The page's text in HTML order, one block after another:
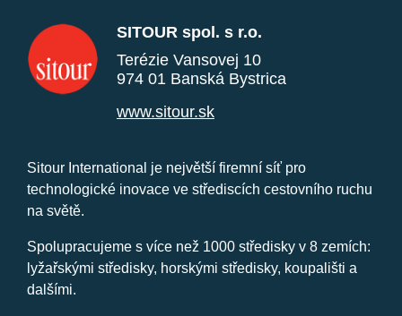
SITOUR spol. s r.o.
Terézie Vansovej 10
974 01 Banská Bystrica
www.sitour.sk
Sitour International je největší firemní síť pro
technologické inovace ve střediscích cestovního ruchu
na světě.
Spolupracujeme s více než 1000 středisky v 8 zemích:
lyžařskými středisky, horskými středisky, koupališti a
dalšími.